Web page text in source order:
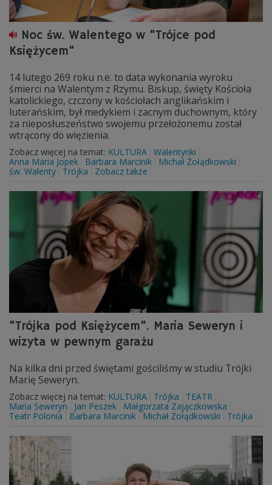
Noc św. Walentego w "Trójce pod
Księżycem"
14 lutego 269 roku n.e. to data wykonania wyroku
śmierci na Walentym z Rzymu. Biskup, święty Kościoła
katolickiego, czczony w kościołach anglikańskim i
luterańskim, był medykiem i zacnym duchownym, który
za nieposłuszeństwo swojemu przełożonemu został
wtrącony do więzienia.
Zobacz więcej na temat: KULTURA Walentynki
Anna Maria Jopek
Barbara Marcinik
Michał Żołądkowski
św. Walenty
Trójka Zobacz także
"Trójka pod Księżycem". Maria Seweryn i
wizyta w pewnym garażu
Na kilka dni przed świętami gościliśmy w studiu Trójki
Marię Seweryn.
Zobacz więcej na temat: KULTURA Trójka
TEATR
Maria Seweryn
Jan Peszek
Małgorzata Zajączkowska
Teatr Polonia
Barbara Marcinik Michał Żołądkowski Trójka